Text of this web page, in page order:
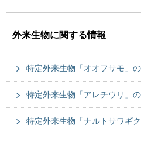
外来生物に関する情報
特定外来生物「オオフサモ」
特定外来生物「アレチウリ」
特定外来生物「ナルトサワギ